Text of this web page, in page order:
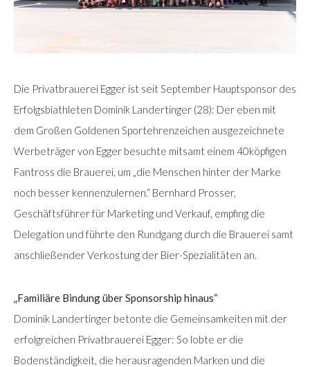
Die Privatbrauerei Egger ist seit September Hauptsponsor des
Erfolgsbiathleten Dominik Landertinger (28): Der eben mit
dem Großen Goldenen Sportehrenzeichen ausgezeichnete
Werbeträger von Egger besuchte mitsamt einem 40köpfigen
Fantross die Brauerei, um „die Menschen hinter der Marke
noch besser kennenzulernen.“ Bernhard Prosser,
Geschäftsführer für Marketing und Verkauf, empfing die
Delegation und führte den Rundgang durch die Brauerei samt
anschließender Verkostung der Bier-Spezialitäten an.
„Familiäre Bindung über Sponsorship hinaus“
Dominik Landertinger betonte die Gemeinsamkeiten mit der
erfolgreichen Privatbrauerei Egger: So lobte er die
Bodenständigkeit, die herausragenden Marken und die